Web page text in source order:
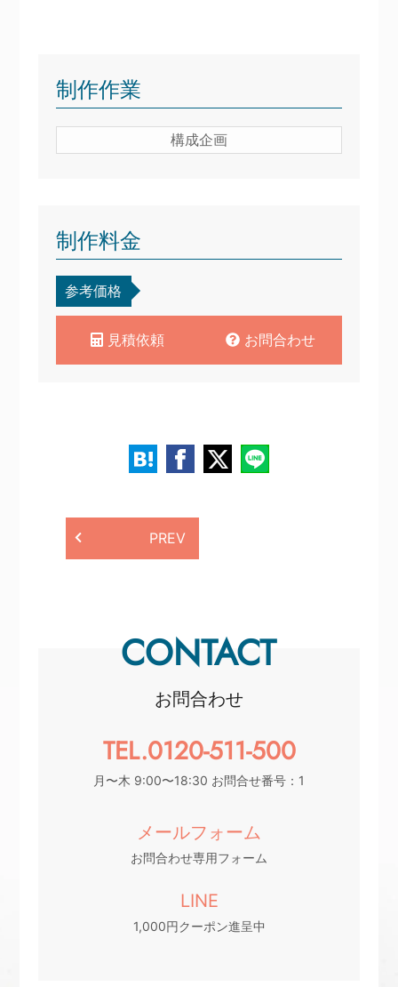
制作作業
構成企画
制作料金
参考価格
見積依頼 お問合わせ
PREV
CONTACT
お問合わせ
TEL.0120-511-500
月〜木 9:00〜18:30 お問合せ番号：1
メールフォーム
お問合わせ専用フォーム
LINE
1,000円クーポン進呈中